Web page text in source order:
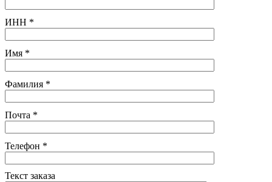
ИНН *
Имя *
Фамилия *
Почта *
Телефон *
Текст заказа